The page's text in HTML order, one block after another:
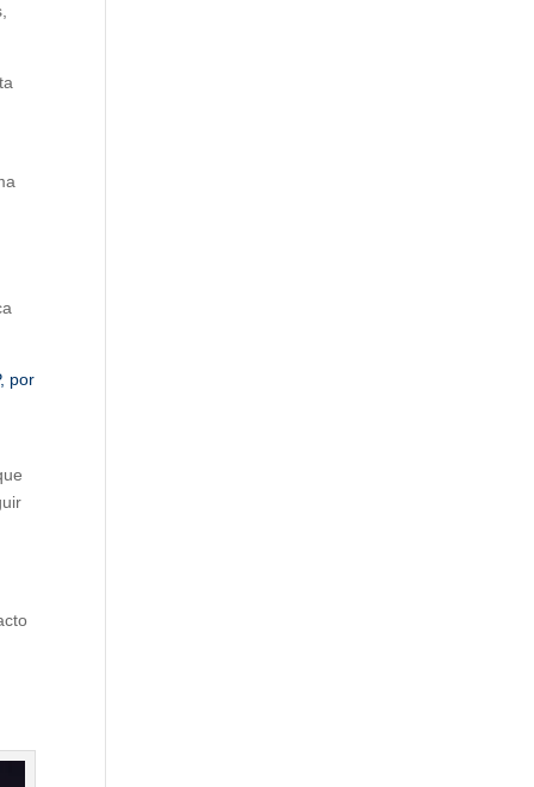
por